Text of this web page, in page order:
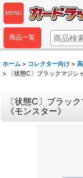
MENU
商品一覧
ホーム > コレクター向け >
>
〔状態C〕ブラックマジ
〔状態C〕ブラッ
《モンスター》